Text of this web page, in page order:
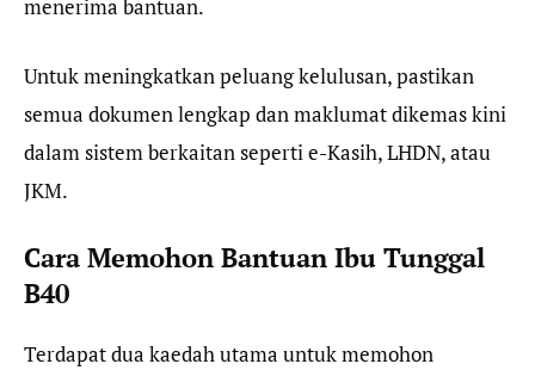
menerima bantuan.
Untuk meningkatkan peluang kelulusan, pastikan
semua dokumen lengkap dan maklumat dikemas kini
dalam sistem berkaitan seperti e-Kasih, LHDN, atau
JKM.
Cara Memohon Bantuan Ibu Tunggal
B40
Terdapat dua kaedah utama untuk memohon